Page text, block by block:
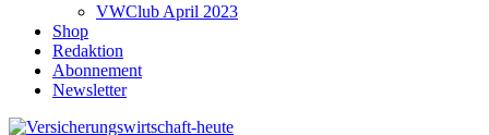
VWClub April 2023
Shop
Redaktion
Abonnement
Newsletter